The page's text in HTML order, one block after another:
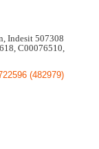
Indesit 507308
C00076510,